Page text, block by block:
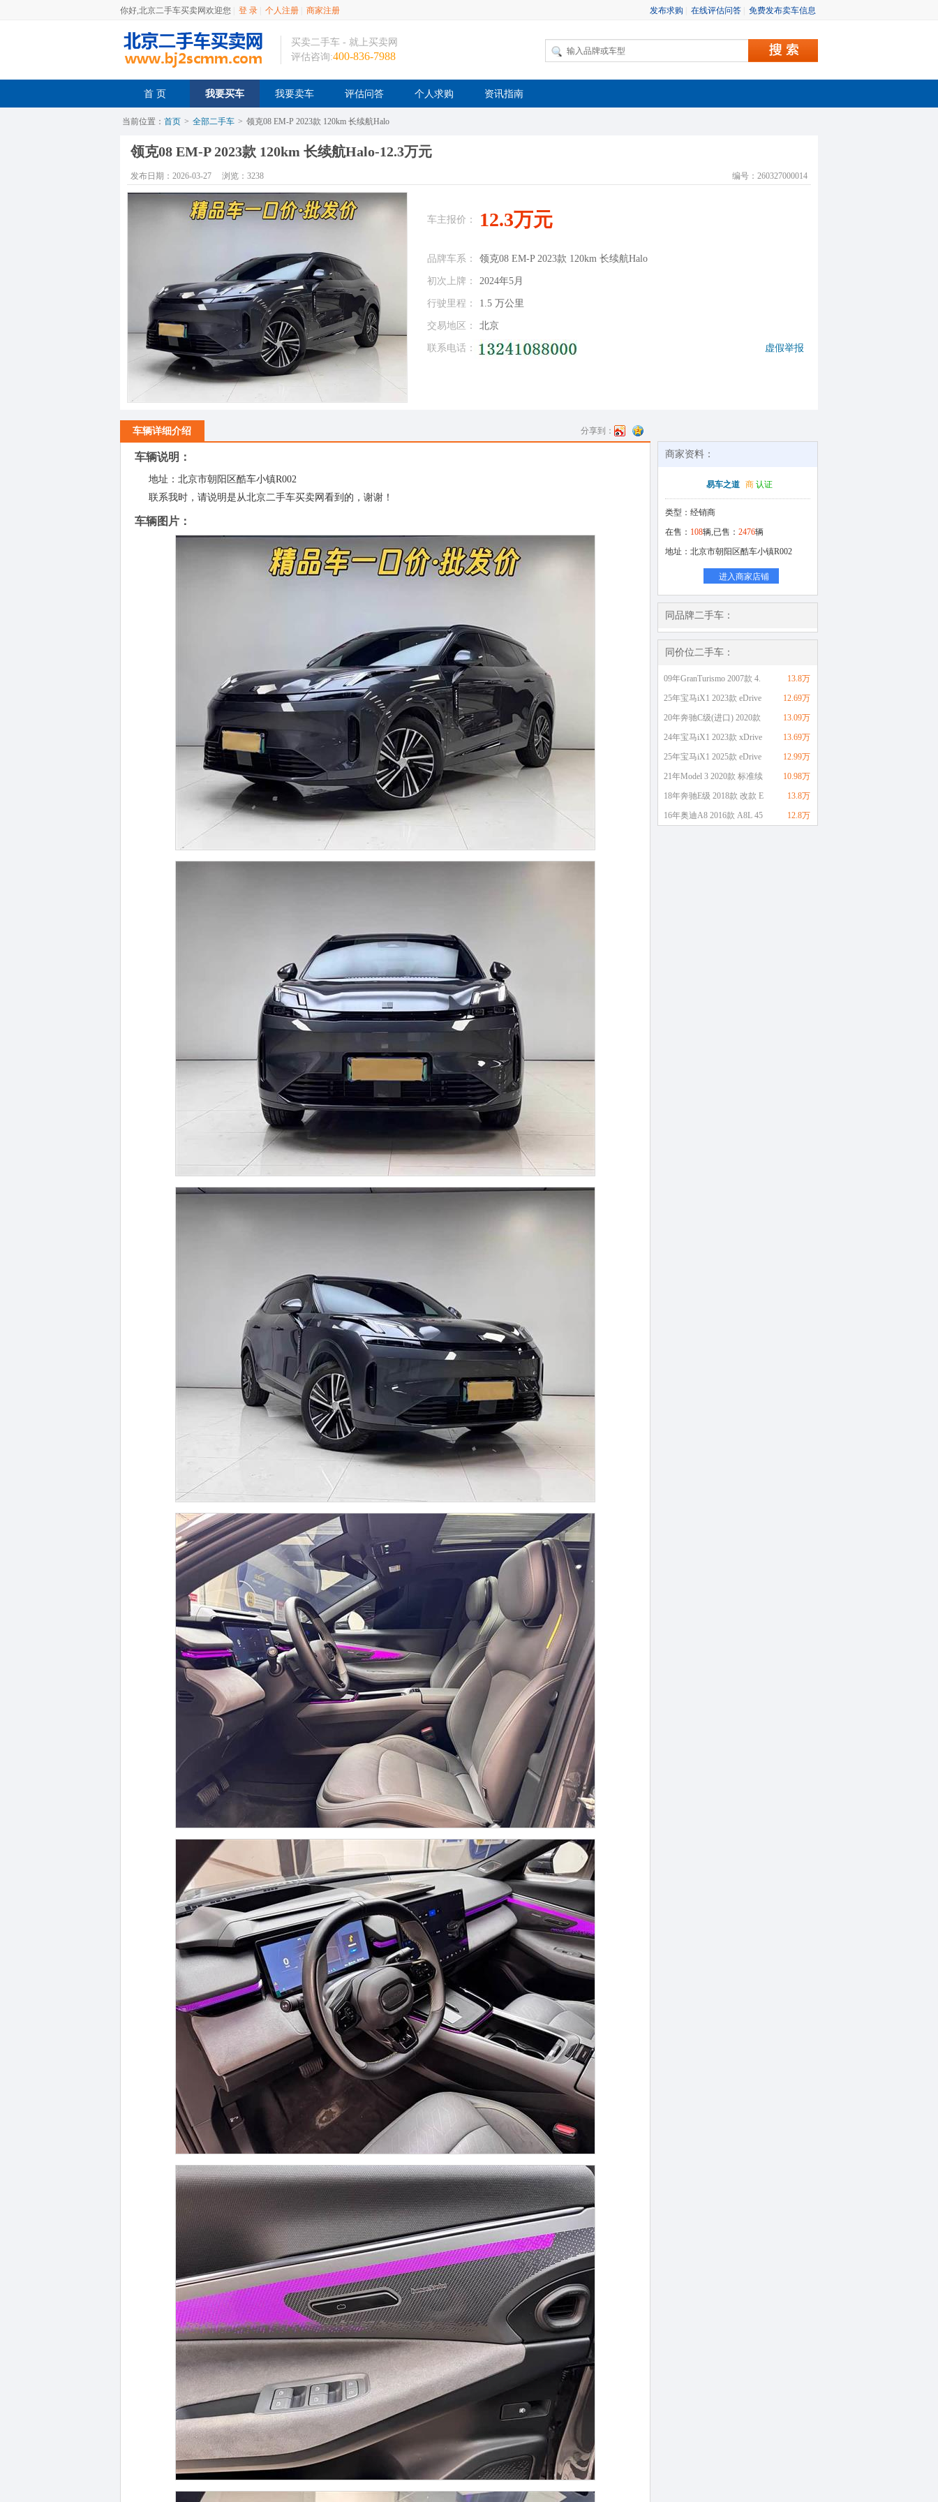
你好,北京二手车买卖网欢迎您 登 录 个人注册 商家注册 发布求购 在线评估问答 免费发布卖车信息
买卖二手车 - 就上买卖网
评估咨询:400-836-7988
首 页 我要买车 我要卖车 评估问答 个人求购 资讯指南
当前位置： 首页 > 全部二手车 > 领克08 EM-P 2023款 120km 长续航Halo
领克08 EM-P 2023款 120km 长续航Halo-12.3万元
发布日期：2026-03-27 浏览：3238 编号：260327000014
车主报价： 12.3万元
品牌车系： 领克08 EM-P 2023款 120km 长续航Halo
初次上牌： 2024年5月
行驶里程： 1.5 万公里
交易地区： 北京
虚假举报
联系电话：
车辆详细介绍 分享到：
车辆说明：
地址：北京市朝阳区酷车小镇R002
联系我时，请说明是从北京二手车买卖网看到的，谢谢！
车辆图片：
商家资料：
易车之道 商 认证
类型：经销商
在售： 108辆,已售： 2476辆
地址：北京市朝阳区酷车小镇R002
进入商家店铺
同品牌二手车：
同价位二手车：
09年GranTurismo 2007款 4.
13.8万
25年宝马iX1 2023款 eDrive
12.69万
20年奔驰C级(进口) 2020款
13.09万
24年宝马iX1 2023款 xDrive
13.69万
25年宝马iX1 2025款 eDrive
12.99万
21年Model 3 2020款 标准续
10.98万
18年奔驰E级 2018款 改款 E
13.8万
16年奥迪A8 2016款 A8L 45
12.8万